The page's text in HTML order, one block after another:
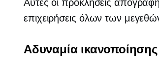
Αυτές οι προκλήσεις
επιχειρήσεις όλων των
Αδυναμία